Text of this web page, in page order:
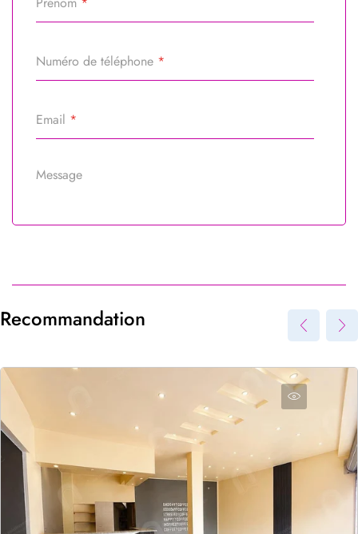
Numéro de téléphone *
Email *
Message
Référence du bien*
Envoyer
Recommandation